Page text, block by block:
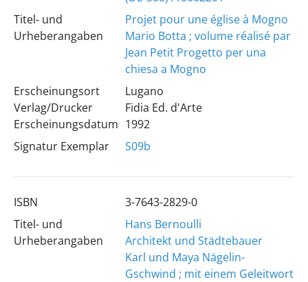
Titel- und
Urheberangaben
Projet pour une église à Mogno
Mario Botta ; volume réalisé par
Jean Petit Progetto per una
chiesa a Mogno
Erscheinungsort
Verlag/Drucker
Erscheinungsdatum
Lugano
Fidia Ed. d'Arte
1992
Signatur Exemplar
S09b
ISBN
3-7643-2829-0
Titel- und
Urheberangaben
Hans Bernoulli
Architekt und Städtebauer
Karl und Maya Nägelin-
Gschwind ; mit einem Geleitwort